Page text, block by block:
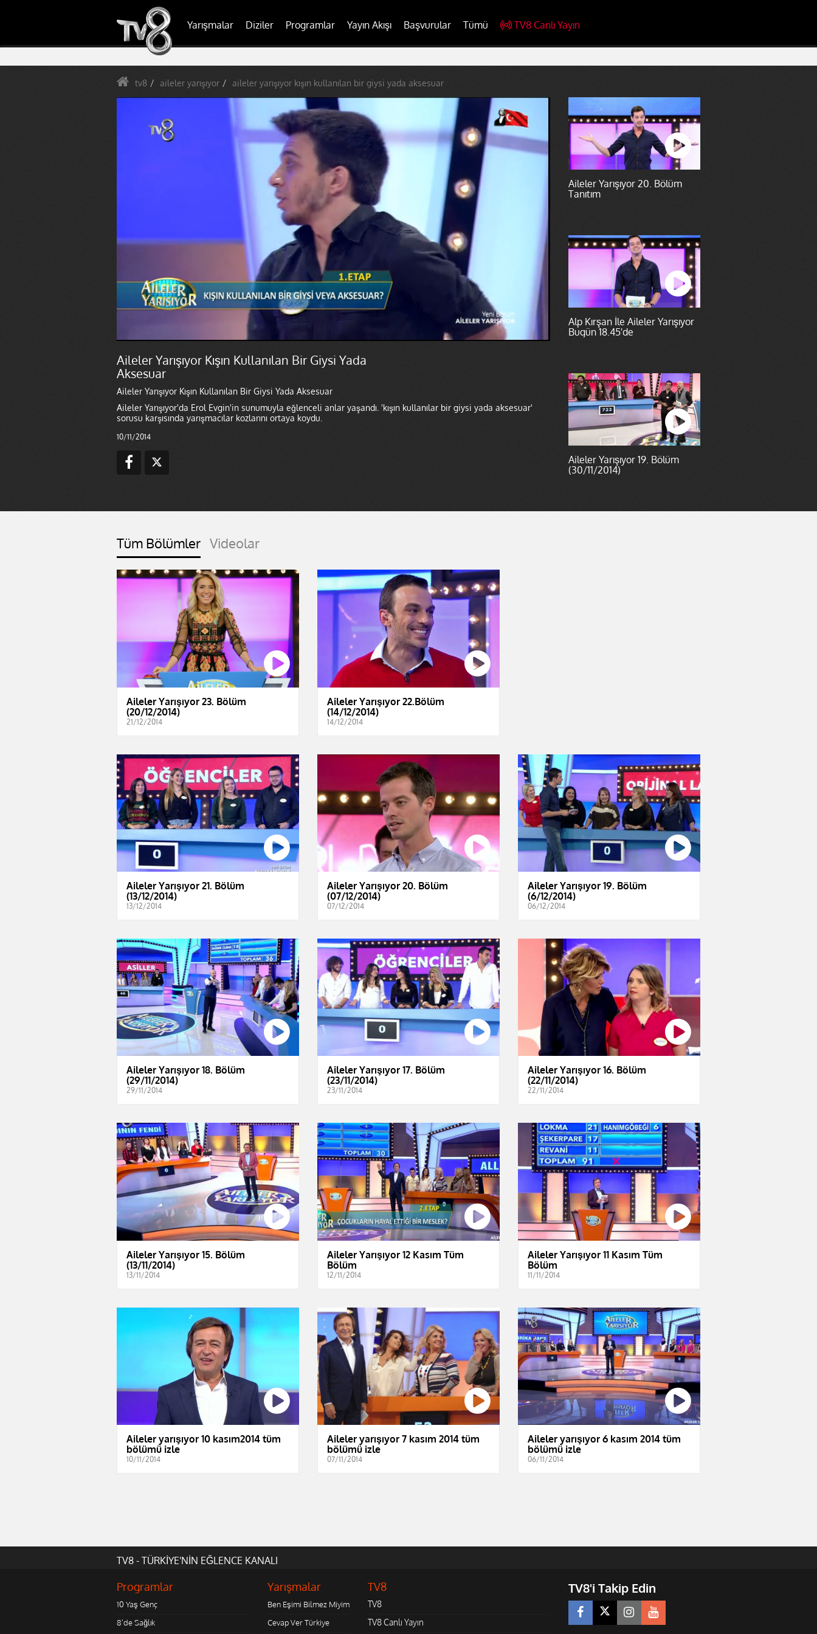
Yarışmalar Diziler Programlar Yayın Akışı Başvurular Tümü TV8 Canlı Yayın
tv8 aileler yarışıyor aileler yarışıyor kışın kullanılan bir giysi yada aksesuar
Aileler Yarışıyor Kışın Kullanılan Bir Giysi Yada
Aksesuar
Aileler Yarışıyor Kışın Kullanılan Bir Giysi Yada Aksesuar
Aileler Yarışıyor'da Erol Evgin'in sunumuyla eğlenceli anlar yaşandı. 'kışın kullanılar bir giysi yada aksesuar'
sorusu karşısında yarışmacılar kozlarını ortaya koydu.
10/11/2014
Aileler Yarışıyor 20. Bölüm
Tanıtım
Alp Kırşan İle Aileler Yarışıyor
Bugün 18.45'de
Aileler Yarışıyor 19. Bölüm
(30/11/2014)
Tüm Bölümler Videolar
Aileler Yarışıyor 23. Bölüm
(20/12/2014)
21/12/2014
Aileler Yarışıyor 22.Bölüm
(14/12/2014)
14/12/2014
Aileler Yarışıyor 21. Bölüm
(13/12/2014)
13/12/2014
Aileler Yarışıyor 20. Bölüm
(07/12/2014)
07/12/2014
Aileler Yarışıyor 19. Bölüm
(6/12/2014)
06/12/2014
Aileler Yarışıyor 18. Bölüm
(29/11/2014)
29/11/2014
Aileler Yarışıyor 17. Bölüm
(23/11/2014)
23/11/2014
Aileler Yarışıyor 16. Bölüm
(22/11/2014)
22/11/2014
Aileler Yarışıyor 15. Bölüm
(13/11/2014)
13/11/2014
Aileler Yarışıyor 12 Kasım Tüm
Bölüm
12/11/2014
Aileler Yarışıyor 11 Kasım Tüm
Bölüm
11/11/2014
Aileler yarışıyor 10 kasım2014 tüm
bölümü izle
10/11/2014
Aileler yarışıyor 7 kasım 2014 tüm
bölümü izle
07/11/2014
Aileler yarışıyor 6 kasım 2014 tüm
bölümü izle
06/11/2014
TV8 - TÜRKİYE'NİN EĞLENCE KANALI
Programlar
10 Yaş Genç
8'de Sağlık
Yarışmalar
Ben Eşimi Bilmez Miyim
Cevap Ver Türkiye
TV8
TV8
TV8 Canlı Yayın
TV8'i Takip Edin